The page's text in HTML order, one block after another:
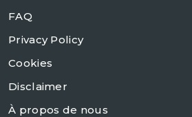
FAQ
Privacy Policy
Cookies
Disclaimer
À propos de nous